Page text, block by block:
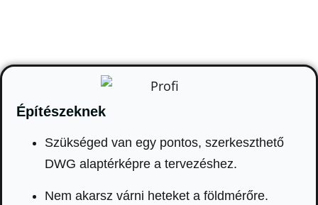
Építészeknek
Szükséged van egy pontos, szerkeszthető
DWG alaptérképre a tervezéshez.
Nem akarsz várni heteket a földmérőre.